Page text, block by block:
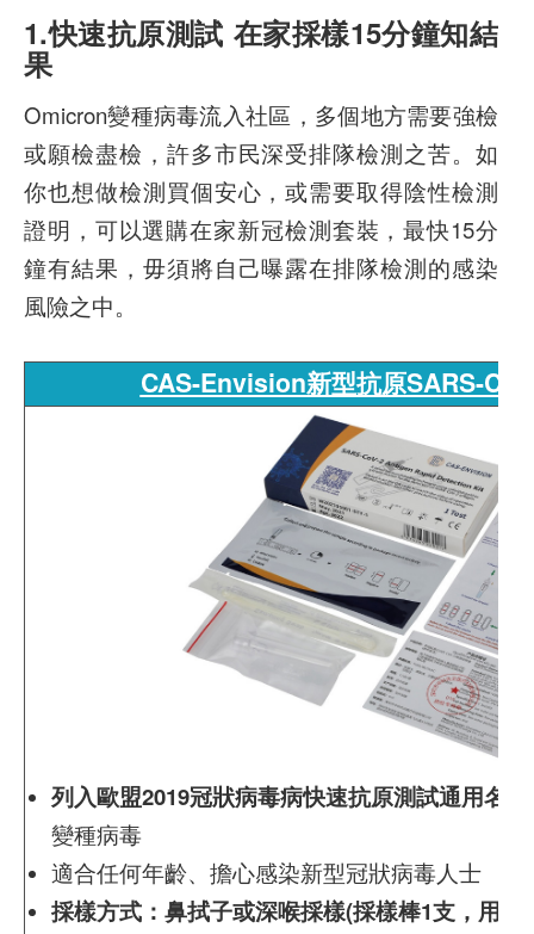
1.快速抗原測試 在家採樣15分鐘知結
果
Omicron變種病毒流入社區，多個地方需要強檢
或願檢盡檢，許多市民深受排隊檢測之苦。如
你也想做檢測買個安心，或需要取得陰性檢測
證明，可以選購在家新冠檢測套裝，最快15分
鐘有結果，毋須將自己曝露在排隊檢測的感染
風險之中。
CAS-Envision新型抗原SARS-
列入歐盟2019冠狀病毒病快速抗原測試通用名
變種病毒
適合任何年齡、擔心感染新型冠狀病毒人士
採樣方式：鼻拭子或深喉採樣(採樣棒1支，用家